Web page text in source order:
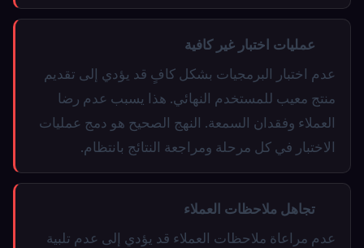
عمليات اختبار غير كافية
عدم اختبار البرمجيات بشكل كافٍ قد يؤدي إلى تقديم
منتج معيب للمستخدم النهائي. هذا يسبب عدم رضا
العملاء وفقدان السمعة. النهج الصحيح هو دمج عمليات
الاختبار في كل مرحلة ومراجعة النتائج بانتظام.
تجاهل ملاحظات العملاء
عدم مراعاة ملاحظات العملاء قد يؤدي إلى عدم تلبية